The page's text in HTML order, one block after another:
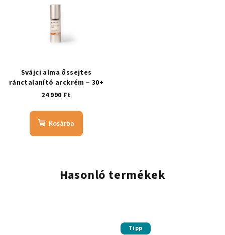
Svájci alma őssejtes
ránctalanító arckrém – 30+
24 990 Ft
Kosárba
Hasonló termékek
Tipp